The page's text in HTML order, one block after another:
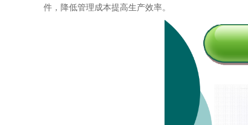
件，降低管理成本提高生产效率。